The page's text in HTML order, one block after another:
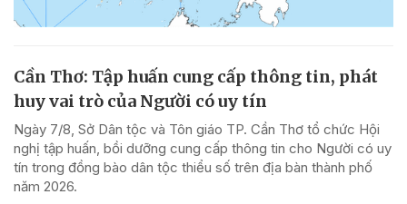
Cần Thơ: Tập huấn cung cấp thông tin, phát
huy vai trò của Người có uy tín
Ngày 7/8, Sở Dân tộc và Tôn giáo TP. Cần Thơ tổ chức Hội
nghị tập huấn, bồi dưỡng cung cấp thông tin cho Người có uy
tín trong đồng bào dân tộc thiểu số trên địa bàn thành phố
năm 2026.